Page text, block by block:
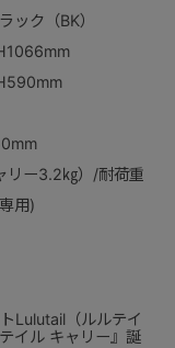
ク（BK）
リー3.2㎏）/耐荷重
用)
Lulutail（ルルテイ
イル キャリー』誕